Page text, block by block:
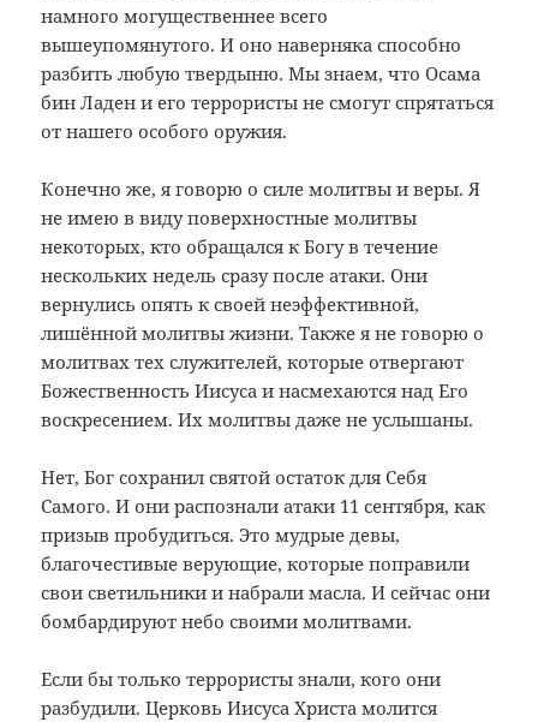
намного могущественнее всего
вышеупомянутого. И оно наверняка способно
разбить любую твердыню. Мы знаем, что Осама
бин Ладен и его террористы не смогут спрятаться
от нашего особого оружия.
Конечно же, я говорю о силе молитвы и веры. Я
не имею в виду поверхностные молитвы
некоторых, кто обращался к Богу в течение
нескольких недель сразу после атаки. Они
вернулись опять к своей неэффективной,
лишённой молитвы жизни. Также я не говорю о
молитвах тех служителей, которые отвергают
Божественность Иисуса и насмехаются над Его
воскресением. Их молитвы даже не услышаны.
Нет, Бог сохранил святой остаток для Себя
Самого. И они распознали атаки 11 сентября, как
призыв пробудиться. Это мудрые девы,
благочестивые верующие, которые поправили
свои светильники и набрали масла. И сейчас они
бомбардируют небо своими молитвами.
Если бы только террористы знали, кого они
разбудили. Церковь Иисуса Христа молится